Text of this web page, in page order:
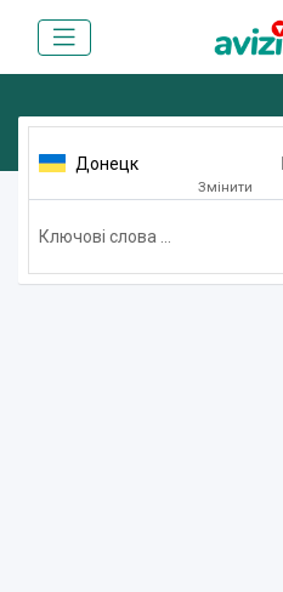
Донецк
Змінити